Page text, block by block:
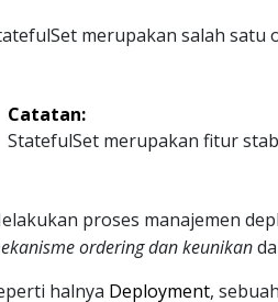
merupakan salah satu
Catatan:
StatefulSet merupakan fitur
proses manajemen
orderingdan keunikan
halnya Deployment,